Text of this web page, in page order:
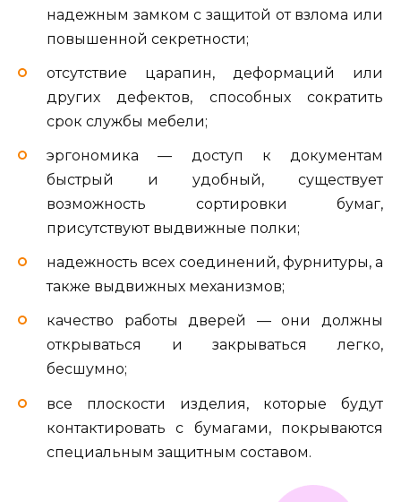
надежным замком с защитой от взлома или
повышенной секретности;
отсутствие царапин, деформаций или
других дефектов, способных сократить
срок службы мебели;
эргономика — доступ к документам
быстрый и удобный, существует
возможность сортировки бумаг,
присутствуют выдвижные полки;
надежность всех соединений, фурнитуры, а
также выдвижных механизмов;
качество работы дверей — они должны
открываться и закрываться легко,
бесшумно;
все плоскости изделия, которые будут
контактировать с бумагами, покрываются
специальным защитным составом.